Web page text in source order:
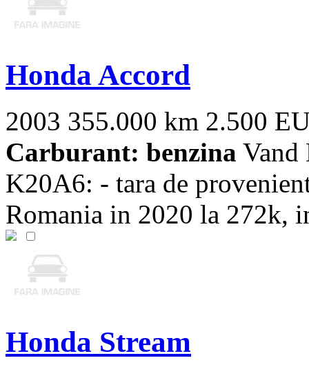
Honda Accord
2003 355.000 km 2.500
Carburant: benzina Vand
K20A6: - tara de
Romania in 2020 la 272k,
Honda Stream